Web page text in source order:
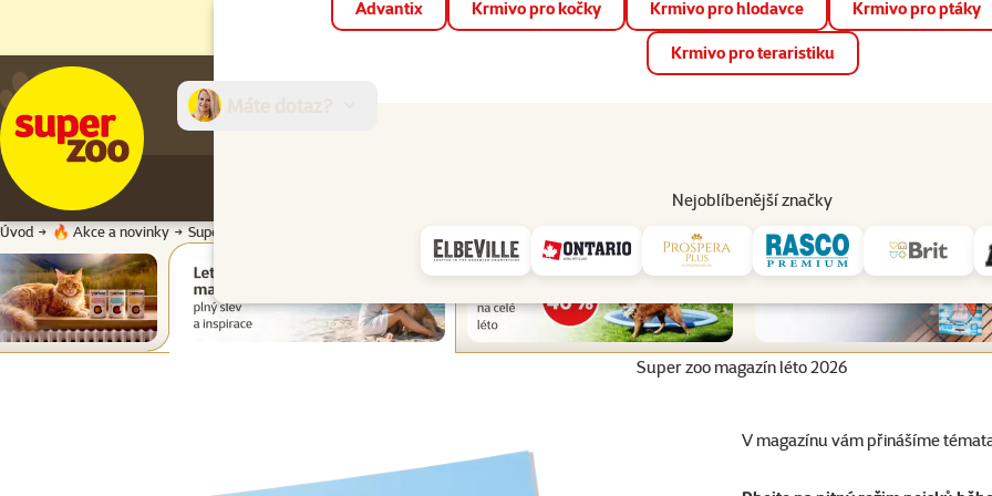
📱 Stáhněte si novou aplikaci Super zoo.Více informací
Advantix Krmivo pro kočky Krmivo pro hlodavce Krmivo pro ptáky
Krmivo pro teraristiku
Nejoblíbenější značky
Prodejny Služby
Úvod 🔥 Akce a novinky Super zoo magazín léto 2026
Super zoo magazín léto 2026
V magazínu vám přinášíme